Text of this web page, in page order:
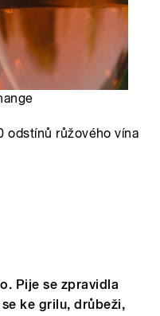
odstínů růžového vína
Pije se zpravidla
ke grilu, drůbeži,